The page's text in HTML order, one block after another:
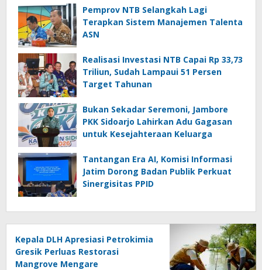
Pemprov NTB Selangkah Lagi
Terapkan Sistem Manajemen Talenta
ASN
Realisasi Investasi NTB Capai Rp 33,73
Triliun, Sudah Lampaui 51 Persen
Target Tahunan
Bukan Sekadar Seremoni, Jambore
PKK Sidoarjo Lahirkan Adu Gagasan
untuk Kesejahteraan Keluarga
Tantangan Era AI, Komisi Informasi
Jatim Dorong Badan Publik Perkuat
Sinergisitas PPID
Kepala DLH Apresiasi Petrokimia
Gresik Perluas Restorasi
Mangrove Mengare